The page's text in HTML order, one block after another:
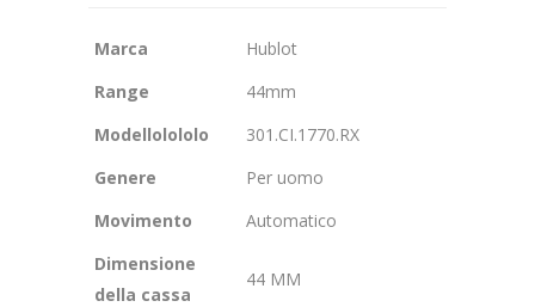
Marca
Hublot
Range
44mm
Modellolololo
301.CI.1770.RX
Genere
Per uomo
Movimento
Automatico
Dimensione
della cassa
44 MM